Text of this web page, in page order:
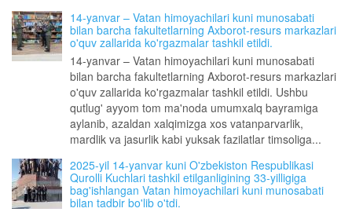
14-yanvar – Vatan himoyachilari kuni munosabati
bilan barcha fakultetlarning Axborot-resurs markazlari
o'quv zallarida ko'rgazmalar tashkil etildi.
14-yanvar – Vatan himoyachilari kuni munosabati
bilan barcha fakultetlarning Axborot-resurs markazlari
o'quv zallarida ko'rgazmalar tashkil etildi. Ushbu
qutlug' ayyom tom ma'noda umumxalq bayramiga
aylanib, azaldan xalqimizga xos vatanparvarlik,
mardlik va jasurlik kabi yuksak fazilatlar timsoliga...
2025-yil 14-yanvar kuni O'zbekiston Respublikasi
Qurolli Kuchlari tashkil etilganligining 33-yilligiga
bag'ishlangan Vatan himoyachilari kuni munosabati
bilan tadbir bo'lib o'tdi.